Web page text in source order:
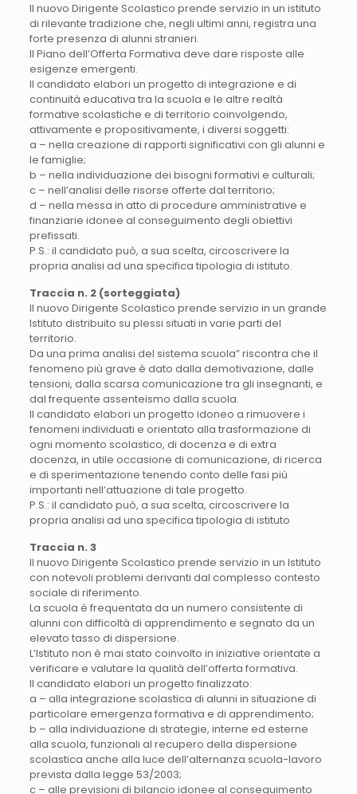
Il nuovo Dirigente Scolastico prende servizio in un istituto
di rilevante tradizione che, negli ultimi anni, registra una
forte presenza di alunni stranieri.
Il Piano dell’Offerta Formativa deve dare risposte alle
esigenze emergenti.
Il candidato elabori un progetto di integrazione e di
continuità educativa tra la scuola e le altre realtà
formative scolastiche e di territorio coinvolgendo,
attivamente e propositivamente, i diversi soggetti:
a – nella creazione di rapporti significativi con gli alunni e
le famiglie;
b – nella individuazione dei bisogni formativi e culturali;
c – nell’analisi delle risorse offerte dal territorio;
d – nella messa in atto di procedure amministrative e
finanziarie idonee al conseguimento degli obiettivi
prefissati.
P.S.: il candidato può, a sua scelta, circoscrivere la
propria analisi ad una specifica tipologia di istituto.
Traccia n. 2 (sorteggiata)
Il nuovo Dirigente Scolastico prende servizio in un grande
Istituto distribuito su plessi situati in varie parti del
territorio.
Da una prima analisi del sistema scuola” riscontra che il
fenomeno più grave è dato dalla demotivazione, dalle
tensioni, dalla scarsa comunicazione tra gli insegnanti, e
dal frequente assenteismo dalla scuola.
Il candidato elabori un progetto idoneo a rimuovere i
fenomeni individuati e orientato alla trasformazione di
ogni momento scolastico, di docenza e di extra
docenza, in utile occasione di comunicazione, di ricerca
e di sperimentazione tenendo conto delle fasi più
importanti nell’attuazione di tale progetto.
P.S.: il candidato può, a sua scelta, circoscrivere la
propria analisi ad una specifica tipologia di istituto
Traccia n. 3
Il nuovo Dirigente Scolastico prende servizio in un Istituto
con notevoli problemi derivanti dal complesso contesto
sociale di riferimento.
La scuola è frequentata da un numero consistente di
alunni con difficoltà di apprendimento e segnato da un
elevato tasso di dispersione.
L’Istituto non è mai stato coinvolto in iniziative orientate a
verificare e valutare la qualità dell’offerta formativa.
Il candidato elabori un progetto finalizzato:
a – alla integrazione scolastica di alunni in situazione di
particolare emergenza formativa e di apprendimento;
b – alla individuazione di strategie, interne ed esterne
alla scuola, funzionali al recupero della dispersione
scolastica anche alla luce dell’alternanza scuola-lavoro
prevista dalla legge 53/2003;
c – alle previsioni di bilancio idonee al conseguimento